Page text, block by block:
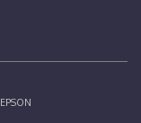
EPSON